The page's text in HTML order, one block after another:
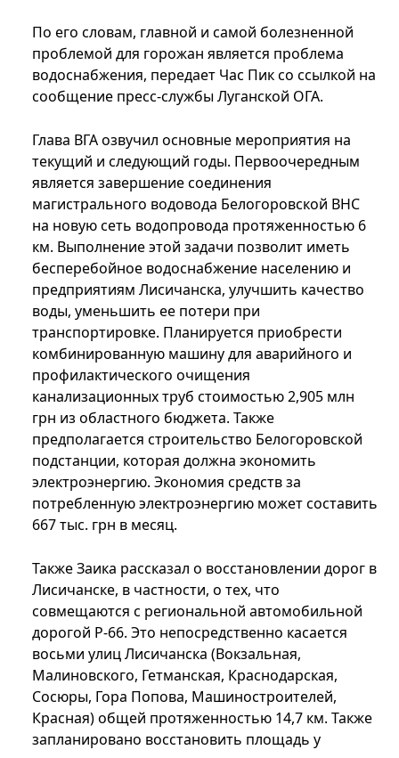
По его словам, главной и самой болезненной
проблемой для горожан является проблема
водоснабжения, передает Час Пик со ссылкой на
сообщение пресс-службы Луганской ОГА.
Глава ВГА озвучил основные мероприятия на
текущий и следующий годы. Первоочередным
является завершение соединения
магистрального водовода Белогоровской ВНС
на новую сеть водопровода протяженностью 6
км. Выполнение этой задачи позволит иметь
бесперебойное водоснабжение населению и
предприятиям Лисичанска, улучшить качество
воды, уменьшить ее потери при
транспортировке. Планируется приобрести
комбинированную машину для аварийного и
профилактического очищения
канализационных труб стоимостью 2,905 млн
грн из областного бюджета. Также
предполагается строительство Белогоровской
подстанции, которая должна экономить
электроэнергию. Экономия средств за
потребленную электроэнергию может составить
667 тыс. грн в месяц.
Также Заика рассказал о восстановлении дорог в
Лисичанске, в частности, о тех, что
совмещаются с региональной автомобильной
дорогой Р-66. Это непосредственно касается
восьми улиц Лисичанска (Вокзальная,
Малиновского, Гетманская, Краснодарская,
Сосюры, Гора Попова, Машиностроителей,
Красная) общей протяженностью 14,7 км. Также
запланировано восстановить площадь у